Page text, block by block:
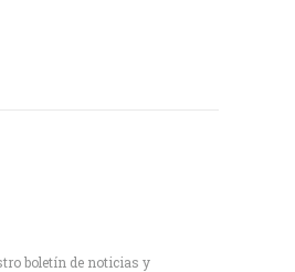
boletín de noticias y